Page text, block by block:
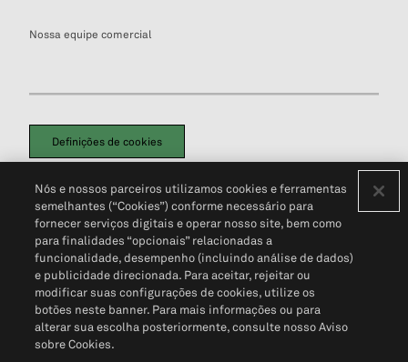
Nossa equipe comercial
Definições de cookies
Política de PrivacidadePortal de privacidade do cliente (em inglês)
Não Venda Minhas Informações Pessoais© 2026 S&P Global
Nós e nossos parceiros utilizamos cookies e ferramentas
semelhantes (“Cookies”) conforme necessário para
fornecer serviços digitais e operar nosso site, bem como
para finalidades “opcionais” relacionadas a
funcionalidade, desempenho (incluindo análise de dados)
e publicidade direcionada. Para aceitar, rejeitar ou
modificar suas configurações de cookies, utilize os
botões neste banner. Para mais informações ou para
alterar sua escolha posteriormente, consulte nosso Aviso
sobre Cookies.